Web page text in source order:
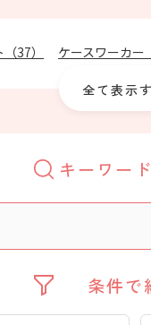
（37） ケースワーカー
）指導員（
） 作業療
全て表示
キーワー
条件で